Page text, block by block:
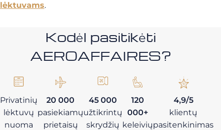
lėktuvams.
Kodėl pasitikėti
AEROAFFAIRES?
Privatinių
lėktuvų
nuoma
20 000
pasiekiamų
prietaisų
45 000
užtikrintų
skrydžių
120
000+
keleivių
4,9/5
klientų
pasitenkinimas